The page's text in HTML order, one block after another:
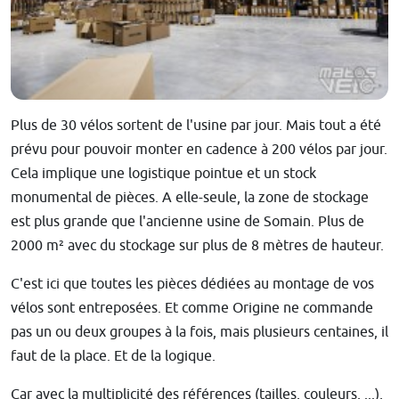
Plus de 30 vélos sortent de l'usine par jour. Mais tout a été
prévu pour pouvoir monter en cadence à 200 vélos par jour.
Cela implique une logistique pointue et un stock
monumental de pièces. A elle-seule, la zone de stockage
est plus grande que l'ancienne usine de Somain. Plus de
2000 m² avec du stockage sur plus de 8 mètres de hauteur.
C'est ici que toutes les pièces dédiées au montage de vos
vélos sont entreposées. Et comme Origine ne commande
pas un ou deux groupes à la fois, mais plusieurs centaines, il
faut de la place. Et de la logique.
Car avec la multiplicité des références (tailles, couleurs, ...),